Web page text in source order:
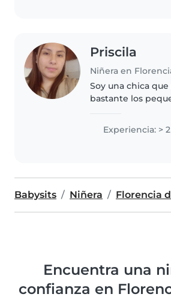
experiencia con
Priscila
Niñera en
Soy una chica
bastante los
rápido con los
gusta dibujar,
Experiencia: >
Babysits Niñera Florencia
Encuentra una
confianza en